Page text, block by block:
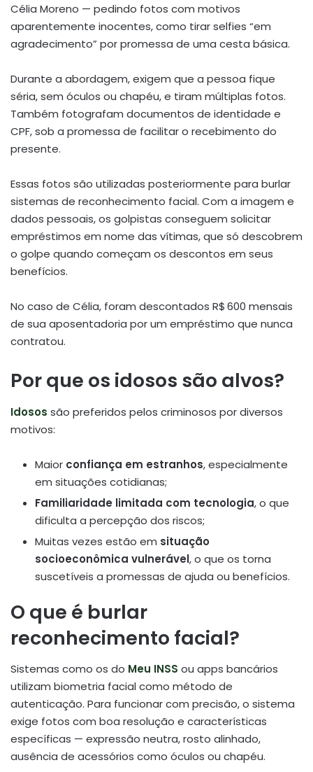
Célia Moreno — pedindo fotos com motivos
aparentemente inocentes, como tirar selfies “em
agradecimento” por promessa de uma cesta básica.
Durante a abordagem, exigem que a pessoa fique
séria, sem óculos ou chapéu, e tiram múltiplas fotos.
Também fotografam documentos de identidade e
CPF, sob a promessa de facilitar o recebimento do
presente.
Essas fotos são utilizadas posteriormente para burlar
sistemas de reconhecimento facial. Com a imagem e
dados pessoais, os golpistas conseguem solicitar
empréstimos em nome das vítimas, que só descobrem
o golpe quando começam os descontos em seus
benefícios.
No caso de Célia, foram descontados R$ 600 mensais
de sua aposentadoria por um empréstimo que nunca
contratou.
Por que os idosos são alvos?
Idosos são preferidos pelos criminosos por diversos
motivos:
Maior confiança em estranhos, especialmente
em situações cotidianas;
Familiaridade limitada com tecnologia, o que
dificulta a percepção dos riscos;
Muitas vezes estão em situação
socioeconômica vulnerável, o que os torna
suscetíveis a promessas de ajuda ou benefícios.
O que é burlar
reconhecimento facial?
Sistemas como os do Meu INSS ou apps bancários
utilizam biometria facial como método de
autenticação. Para funcionar com precisão, o sistema
exige fotos com boa resolução e características
específicas — expressão neutra, rosto alinhado,
ausência de acessórios como óculos ou chapéu.